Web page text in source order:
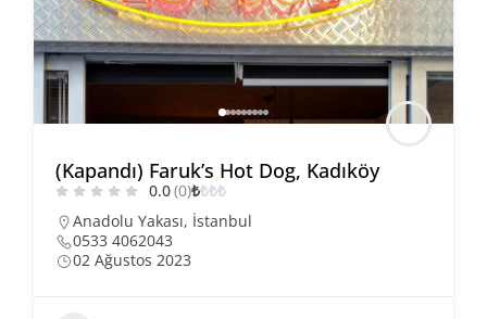
(Kapandı) Faruk’s Hot Dog, Kadıköy
0.0(0)₺₺₺₺
Anadolu Yakası, İstanbul
0533 4062043
02 Ağustos 2023